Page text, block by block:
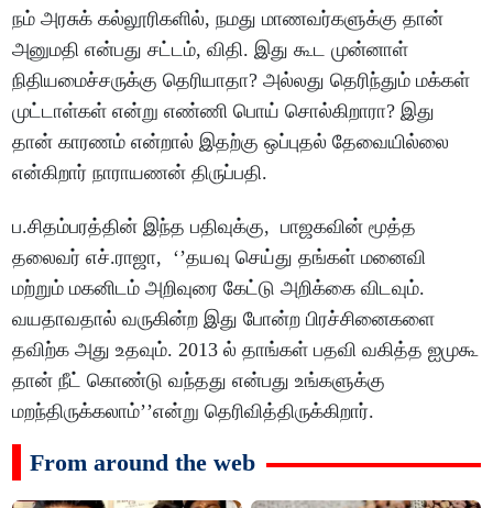
நம் அரசுக் கல்லூரிகளில், நமது மாணவர்களுக்கு தான்
அனுமதி என்பது சட்டம், விதி. இது கூட முன்னாள்
நிதியமைச்சருக்கு தெரியாதா? அல்லது தெரிந்தும் மக்கள்
முட்டாள்கள் என்று எண்ணி பொய் சொல்கிறாரா? இது
தான் காரணம் என்றால் இதற்கு ஒப்புதல் தேவையில்லை
என்கிறார் நாராயணன் திருப்பதி.
ப.சிதம்பரத்தின் இந்த பதிவுக்கு, பாஜகவின் மூத்த
தலைவர் எச்.ராஜா, ‘’தயவு செய்து தங்கள் மனைவி
மற்றும் மகனிடம் அறிவுரை கேட்டு அறிக்கை விடவும்.
வயதாவதால் வருகின்ற இது போன்ற பிரச்சினைகளை
தவிற்க அது உதவும். 2013 ல் தாங்கள் பதவி வகித்த ஐமுகூ
தான் நீட் கொண்டு வந்தது என்பது உங்களுக்கு
மறந்திருக்கலாம்’’என்று தெரிவித்திருக்கிறார்.
From around the web